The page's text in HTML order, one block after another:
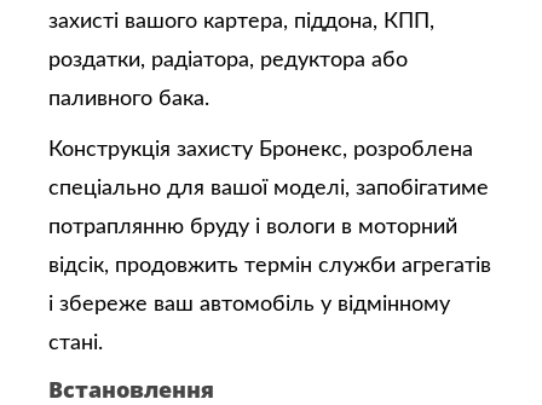
захисті вашого картера, піддона, КПП,
роздатки, радіатора, редуктора або
паливного бака.
Конструкція захисту Бронекс, розроблена
спеціально для вашої моделі, запобігатиме
потраплянню бруду і вологи в моторний
відсік, продовжить термін служби агрегатів
і збереже ваш автомобіль у відмінному
стані.
Встановлення